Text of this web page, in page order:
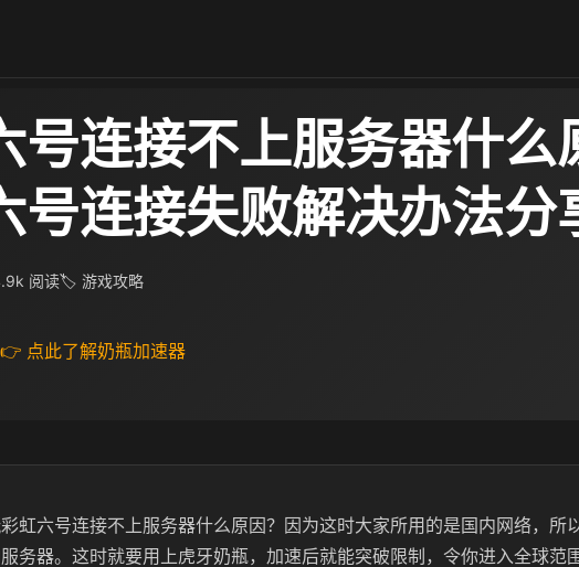
号连接不上服务器什么
号连接失败解决办法分
阅读🏷 游戏攻略
👉 点此了解奶瓶加速器
虹六号连接不上服务器什么原因？因为这时大家所用的是国内网络，所
务器。这时就要用上虎牙奶瓶，加速后就能突破限制，令你进入全球范